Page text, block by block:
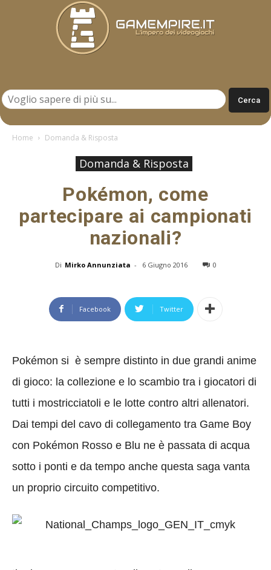
Home Domanda & Risposta
Domanda & Risposta
Pokémon, come
partecipare ai campionati
nazionali?
Di Mirko Annunziata - 6 Giugno 2016 0
Facebook Twitter
Pokémon si è sempre distinto in due grandi anime
di gioco: la collezione e lo scambio tra i giocatori di
tutti i mostricciatoli e le lotte contro altri allenatori.
Dai tempi del cavo di collegamento tra Game Boy
con Pokémon Rosso e Blu ne è passata di acqua
sotto i ponti e da tempo anche questa saga vanta
un proprio circuito competitivo.